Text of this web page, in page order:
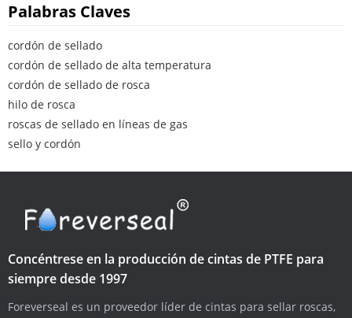
Palabras Claves
cordón de sellado
cordón de sellado de alta temperatura
cordón de sellado de rosca
hilo de rosca
roscas de sellado en líneas de gas
sello y cordón
Concéntrese en la producción de cintas de PTFE para
siempre desde 1997
Foreverseal es un proveedor líder de cintas para sellar roscas,